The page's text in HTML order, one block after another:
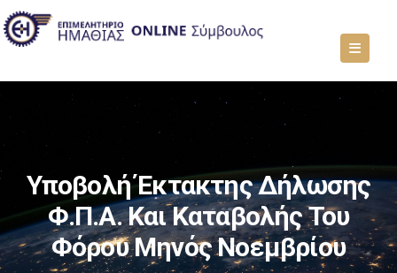
Υποβολή Έκτακτης Δήλωσης
Φ.Π.Α. Και Καταβολής Του
Φόρου Μηνός Νοεμβρίου